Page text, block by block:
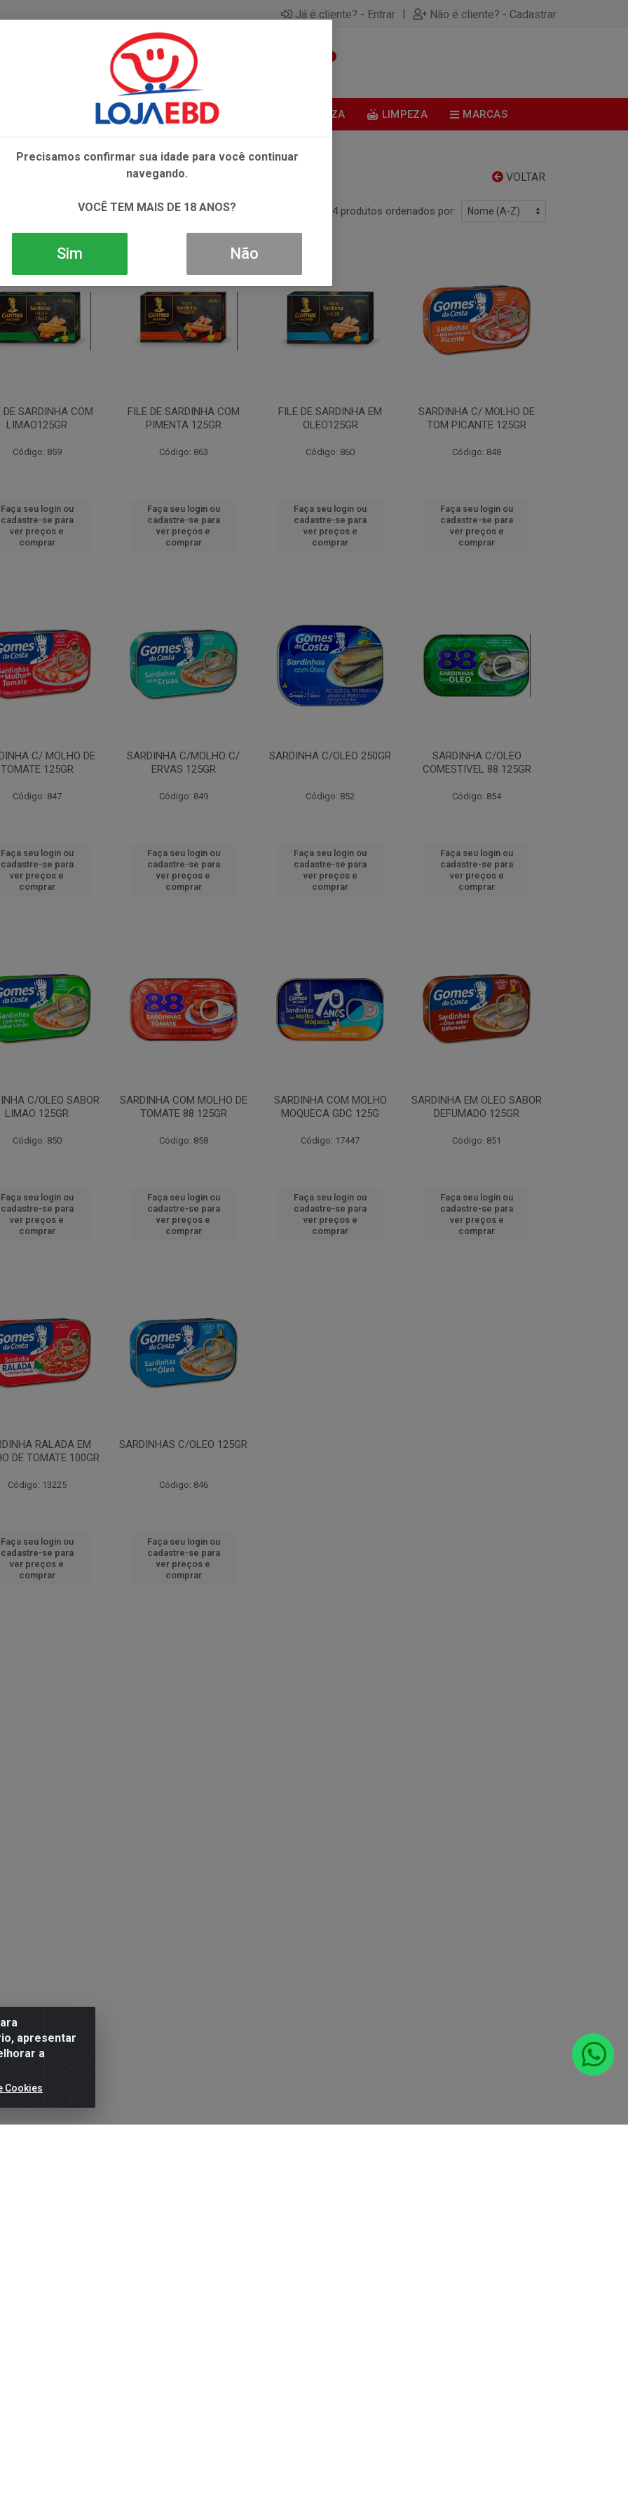
Já é cliente? - Entrar | Não é cliente? - Cadastrar
BEBIDAS CONGELADOS HIGIENE E BELEZA LIMPEZA MARCAS
VOLTAR
14 produtos ordenados por:
DE SARDINHA COM
LIMAO125GR
Código: 859
Faça seu login ou
cadastre-se para
ver preços e
comprar
FILE DE SARDINHA COM
PIMENTA 125GR
Código: 863
Faça seu login ou
cadastre-se para
ver preços e
comprar
FILE DE SARDINHA EM
OLEO125GR
Código: 860
Faça seu login ou
cadastre-se para
ver preços e
comprar
SARDINHA C/ MOLHO DE
TOM PICANTE 125GR
Código: 848
Faça seu login ou
cadastre-se para
ver preços e
comprar
C/ MOLHO DE
TOMATE 125GR
Código: 847
Faça seu login ou
cadastre-se para
ver preços e
comprar
SARDINHA C/MOLHO C/
ERVAS 125GR
Código: 849
Faça seu login ou
cadastre-se para
ver preços e
comprar
SARDINHA C/OLEO 250GR
Código: 852
Faça seu login ou
cadastre-se para
ver preços e
comprar
SARDINHA C/OLEO
COMESTIVEL 88 125GR
Código: 854
Faça seu login ou
cadastre-se para
ver preços e
comprar
C/OLEO SABOR
LIMAO 125GR
Código: 850
Faça seu login ou
cadastre-se para
ver preços e
comprar
SARDINHA COM MOLHO DE
TOMATE 88 125GR
Código: 858
Faça seu login ou
cadastre-se para
ver preços e
comprar
SARDINHA COM MOLHO
MOQUECA GDC 125G
Código: 17447
Faça seu login ou
cadastre-se para
ver preços e
comprar
SARDINHA EM OLEO SABOR
DEFUMADO 125GR
Código: 851
Faça seu login ou
cadastre-se para
ver preços e
comprar
RALADA EM
DE TOMATE 100GR
Código: 13225
Faça seu login ou
cadastre-se para
ver preços e
comprar
SARDINHAS C/OLEO 125GR
Código: 846
Faça seu login ou
cadastre-se para
ver preços e
comprar
apresentar
a
Cookies
Precisamos confirmar sua idade para você continuar
navegando.
VOCÊ TEM MAIS DE 18 ANOS?
Sim Não